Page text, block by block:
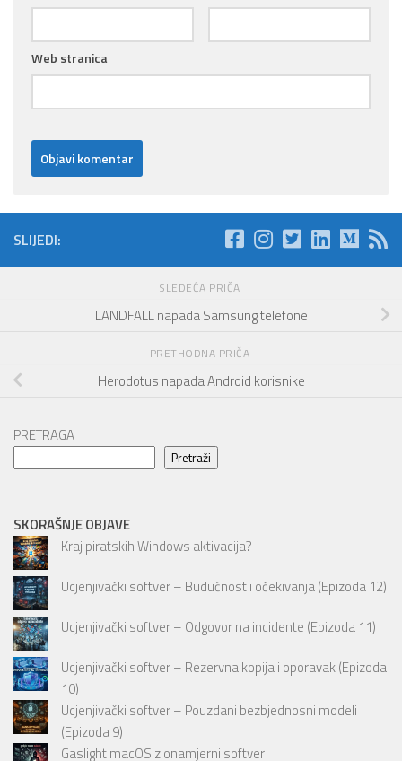
Web stranica
SLIJEDI:
SLEDEĆA PRIČA
LANDFALL napada Samsung telefone
PRETHODNA PRIČA
Herodotus napada Android korisnike
PRETRAGA
Pretraži
SKORAŠNJE OBJAVE
Kraj piratskih Windows aktivacija?
Ucjenjivački softver – Budućnost i očekivanja (Epizoda 12)
Ucjenjivački softver – Odgovor na incidente (Epizoda 11)
Ucjenjivački softver – Rezervna kopija i oporavak (Epizoda
10)
Ucjenjivački softver – Pouzdani bezbjednosni modeli
(Epizoda 9)
Gaslight macOS zlonamjerni softver